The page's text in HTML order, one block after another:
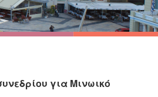
για Μινωικό